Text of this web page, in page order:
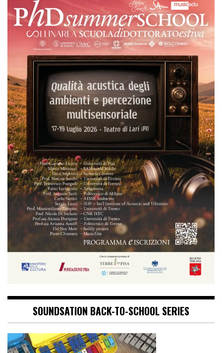
SOUNDSATION BACK-TO-SCHOOL SERIES